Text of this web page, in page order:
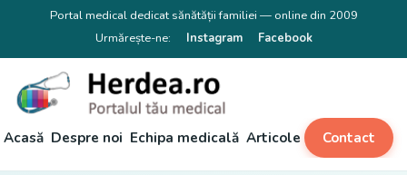
Portal medical dedicat sănătății familiei — online din 2009
Urmărește-ne:
Instagram Facebook
Acasă Despre noi Echipa medicală Articole Contact